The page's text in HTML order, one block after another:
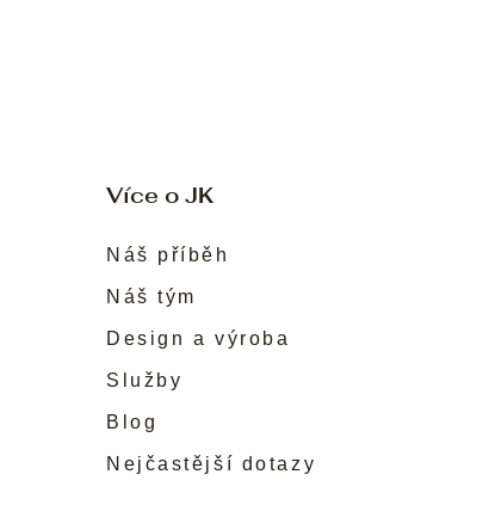
Více o JK
Náš příběh
Náš tým
Design a výroba
Služby
Blog
Nejčastější dotazy